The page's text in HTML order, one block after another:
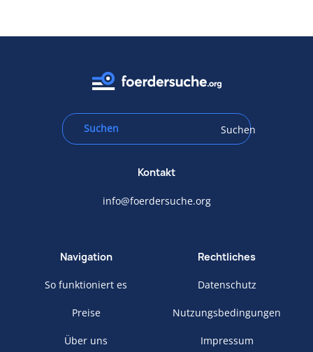
Suchen
Kontakt
info@foerdersuche.org
Navigation
So funktioniert es
Preise
Über uns
Rechtliches
Datenschutz
Nutzungsbedingungen
Impressum